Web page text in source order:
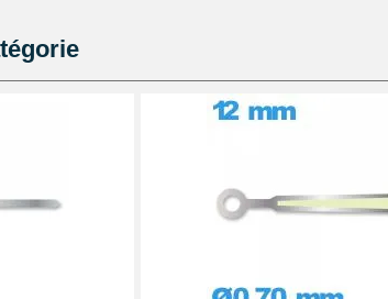
Bracelet Montre 2 Pompes au choix + 1